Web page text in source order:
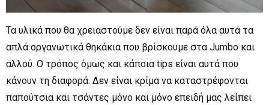
Τα υλικά που θα χρειαστούμε δεν είναι παρά όλα αυτά τα
απλά οργανωτικά θηκάκια που βρίσκουμε στα Jumbo και
αλλού. Ο τρόπος όμως και κάποια tips είναι αυτά που
κάνουν τη διαφορά. Δεν είναι κρίμα να καταστρέφονται
παπούτσια και τσάντες μόνο και μόνο επειδή μας λείπει